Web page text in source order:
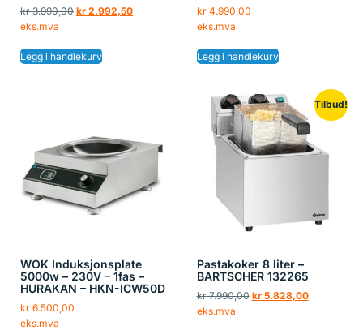
kr3.990,00 kr 2.992,50
eks.mva
Legg i handlekurv
kr4.990,00
eks.mva
Legg i handlekurv
WOK Induksjonsplate
5000w – 230V – 1fas –
HURAKAN – HKN-ICW50D
kr 6.500,00
eks.mva
Tilbud!
Pastakoker 8 liter –
BARTSCHER 132265
kr7.990,00 kr5.828,00
eks.mva